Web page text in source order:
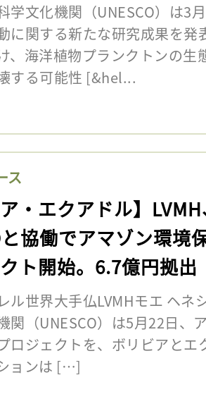
学文化機関（UNESCO）は3
に関する新たな研究成果を
、海洋植物プランクトンの生
する可能性 [&hel...
ス
ア・エクアドル】
協働でアマゾン環境
ト開始。6.7億円拠出
ル世界大手仏LVMHモエ ヘネ
関（UNESCO）は5月22日、
ロジェクトを、ボリビアと
ョンは […]